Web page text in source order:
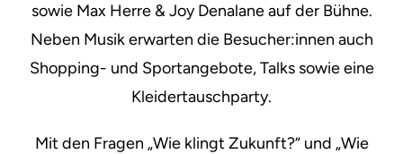
sowie Max Herre & Joy Denalane auf der Bühne.
Neben Musik erwarten die Besucher:innen auch
Shopping- und Sportangebote, Talks sowie eine
Kleidertauschparty.
Mit den Fragen „Wie klingt Zukunft?“ und „Wie